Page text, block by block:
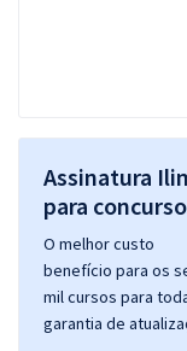
Assinatura
para
O melhor custo
benefício para os
mil cursos para
garantia de